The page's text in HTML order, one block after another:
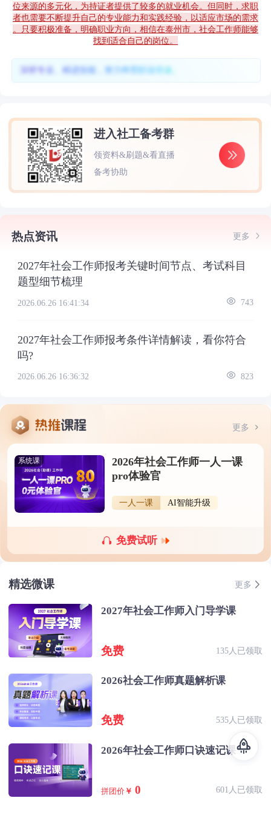
位来源的多元化，为持证者提供了较多的就业机会。但同时，求职
者也需要不断提升自己的专业能力和实践经验，以适应市场的需求
。只要积极准备，明确职业方向，相信在泰州市，社会工作师能够
找到适合自己的岗位。
深耕专业、精进技能，努力终照职业坦途。
进入社工备考群
领资料&刷题&看直播
备考协助
热点资讯 更多
2027年社会工作师报考关键时间节点、考试科目
题型细节梳理
2026.06.26 16:41:34 743
2027年社会工作师报考条件详情解读，看你符合
吗?
2026.06.26 16:36:32 823
更多
系统课
2026年社会工作师一人一课
pro体验官
一人一课 AI智能升级
免费试听
精选微课 更多
2027年社会工作师入门导学课
免费 135人已领取
2026社会工作师真题解析课
免费 535人已领取
2026年社会工作师口诀速记课
拼团价 ￥ 0 601人已领取